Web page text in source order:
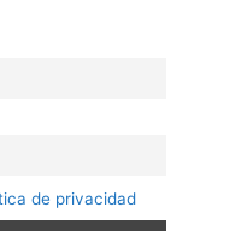
de privacidad